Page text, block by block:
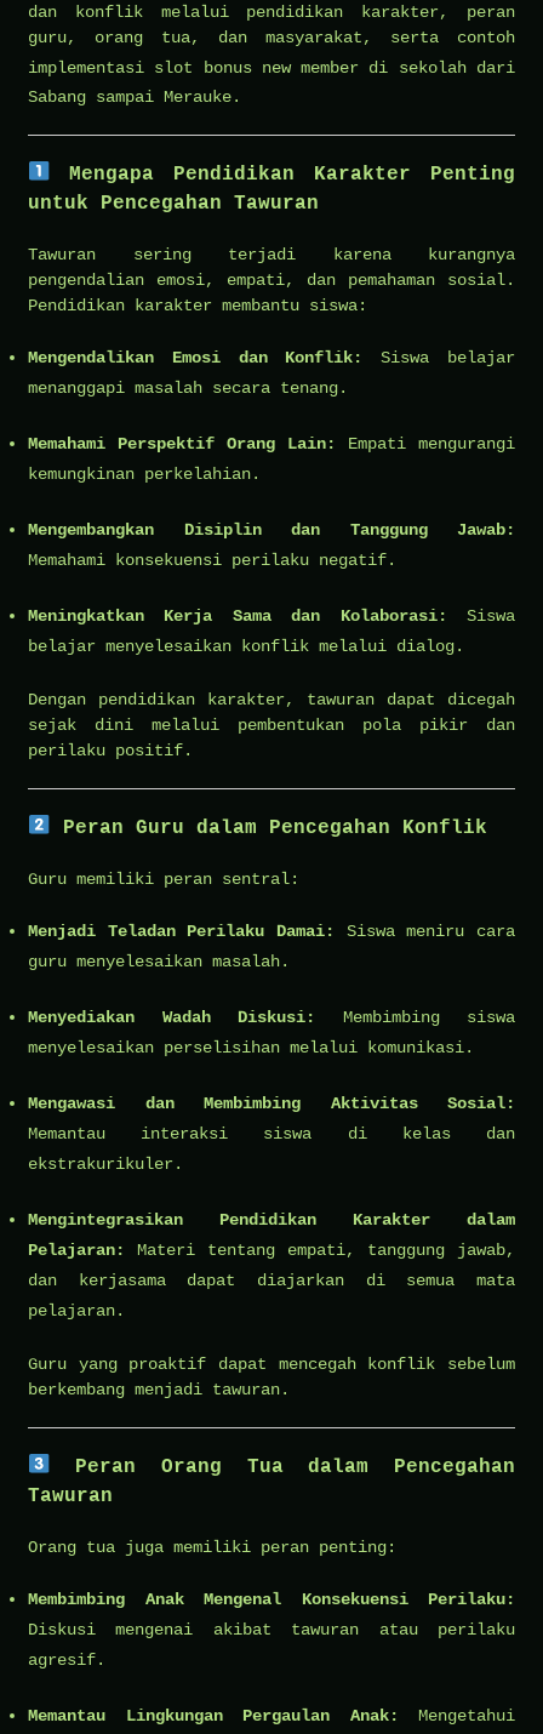
dan konflik melalui pendidikan karakter, peran
guru, orang tua, dan masyarakat, serta contoh
implementasi slot bonus new member di sekolah dari
Sabang sampai Merauke.
Mengapa Pendidikan Karakter Penting
untuk Pencegahan Tawuran
Tawuran sering terjadi karena kurangnya
pengendalian emosi, empati, dan pemahaman sosial.
Pendidikan karakter membantu siswa:
Mengendalikan Emosi dan Konflik:
Siswa belajar
menanggapi masalah secara tenang.
Memahami Perspektif Orang Lain:
Empati mengurangi
kemungkinan perkelahian.
Mengembangkan Disiplin dan Tanggung Jawab:
Memahami konsekuensi perilaku negatif.
Meningkatkan Kerja Sama dan Kolaborasi:
Siswa
belajar menyelesaikan konflik melalui dialog.
Dengan pendidikan karakter, tawuran dapat dicegah
sejak dini melalui pembentukan pola pikir dan
perilaku positif.
Peran Guru dalam Pencegahan Konflik
Guru memiliki peran sentral:
Menjadi Teladan Perilaku Damai:
Siswa meniru cara
guru menyelesaikan masalah.
Menyediakan Wadah Diskusi:
Membimbing siswa
menyelesaikan perselisihan melalui komunikasi.
Mengawasi dan Membimbing Aktivitas Sosial:
Memantau interaksi siswa di kelas dan
ekstrakurikuler.
Mengintegrasikan Pendidikan Karakter dalam
Pelajaran:
Materi tentang empati, tanggung jawab,
dan kerjasama dapat diajarkan di semua mata
pelajaran.
Guru yang proaktif dapat mencegah konflik sebelum
berkembang menjadi tawuran.
Peran Orang Tua dalam Pencegahan
Tawuran
Orang tua juga memiliki peran penting:
Membimbing Anak Mengenal Konsekuensi Perilaku:
Diskusi mengenai akibat tawuran atau perilaku
agresif.
Memantau Lingkungan Pergaulan Anak: Mengetahui